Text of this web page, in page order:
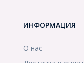
ИНФОРМАЦИЯ
О нас